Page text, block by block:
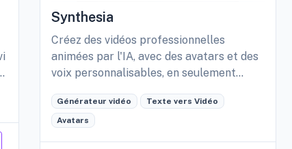
Synthesia
Créez des vidéos professionnelles
animées par l'IA, avec des avatars et des
voix personnalisables, en seulement
Générateur vidéo Texte vers Vidéo
Avatars